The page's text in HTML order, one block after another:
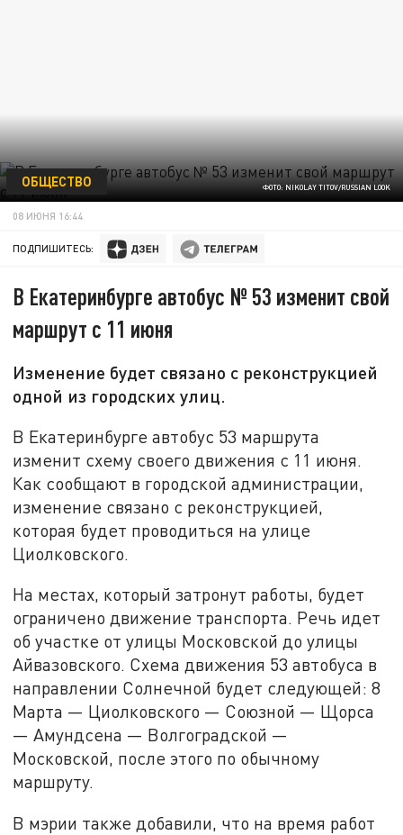
ФОТО: NIKOLAY TITOV/RUSSIAN LOOK
ОБЩЕСТВО
08 ИЮНЯ 16:44
ПОДПИШИТЕСЬ:
В Екатеринбурге автобус № 53 изменит свой
маршрут с 11 июня
Изменение будет связано с реконструкцией
одной из городских улиц.
В Екатеринбурге автобус 53 маршрута
изменит схему своего движения с 11 июня.
Как сообщают в городской администрации,
изменение связано с реконструкцией,
которая будет проводиться на улице
Циолковского.
На местах, который затронут работы, будет
ограничено движение транспорта. Речь идет
об участке от улицы Московской до улицы
Айвазовского. Схема движения 53 автобуса в
направлении Солнечной будет следующей: 8
Марта — Циолковского — Союзной — Щорса
— Амундсена — Волгоградской —
Московской, после этого по обычному
маршруту.
В мэрии также добавили, что на время работ